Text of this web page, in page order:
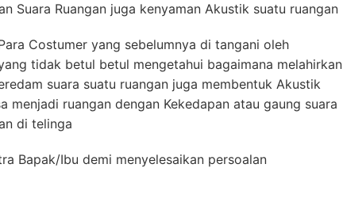
Suara Ruangan juga kenyaman Akustik suatu ruangan
Costumer yang sebelumnya di tangani oleh
tidak betul betul mengetahui bagaimana melahirkan
suara suatu ruangan juga membentuk Akustik
menjadi ruangan dengan Kekedapan atau gaung suara
di telinga
Bapak/Ibu demi menyelesaikan persoalan